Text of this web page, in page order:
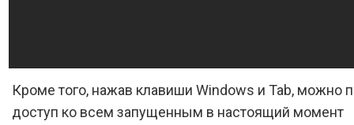
Кроме того, нажав клавиши Windows и Tab, можно
доступ ко всем запущенным в настоящий момент